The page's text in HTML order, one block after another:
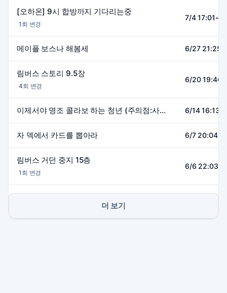
[오하온] 9시 합방까지 기다리는중
1회 변경
7/4
메이플 보스나 해봄세 6/27
림버스 스토리 9.5장
4회 변경
6/20
이제서야 명조 콜라보 하는 청년 (주의점:사펑을 안봄) 6/14
자 덱에서 카드를 뽑아라 6/7
림버스 거던 중지 15층
1회 변경
6/6
더 보기